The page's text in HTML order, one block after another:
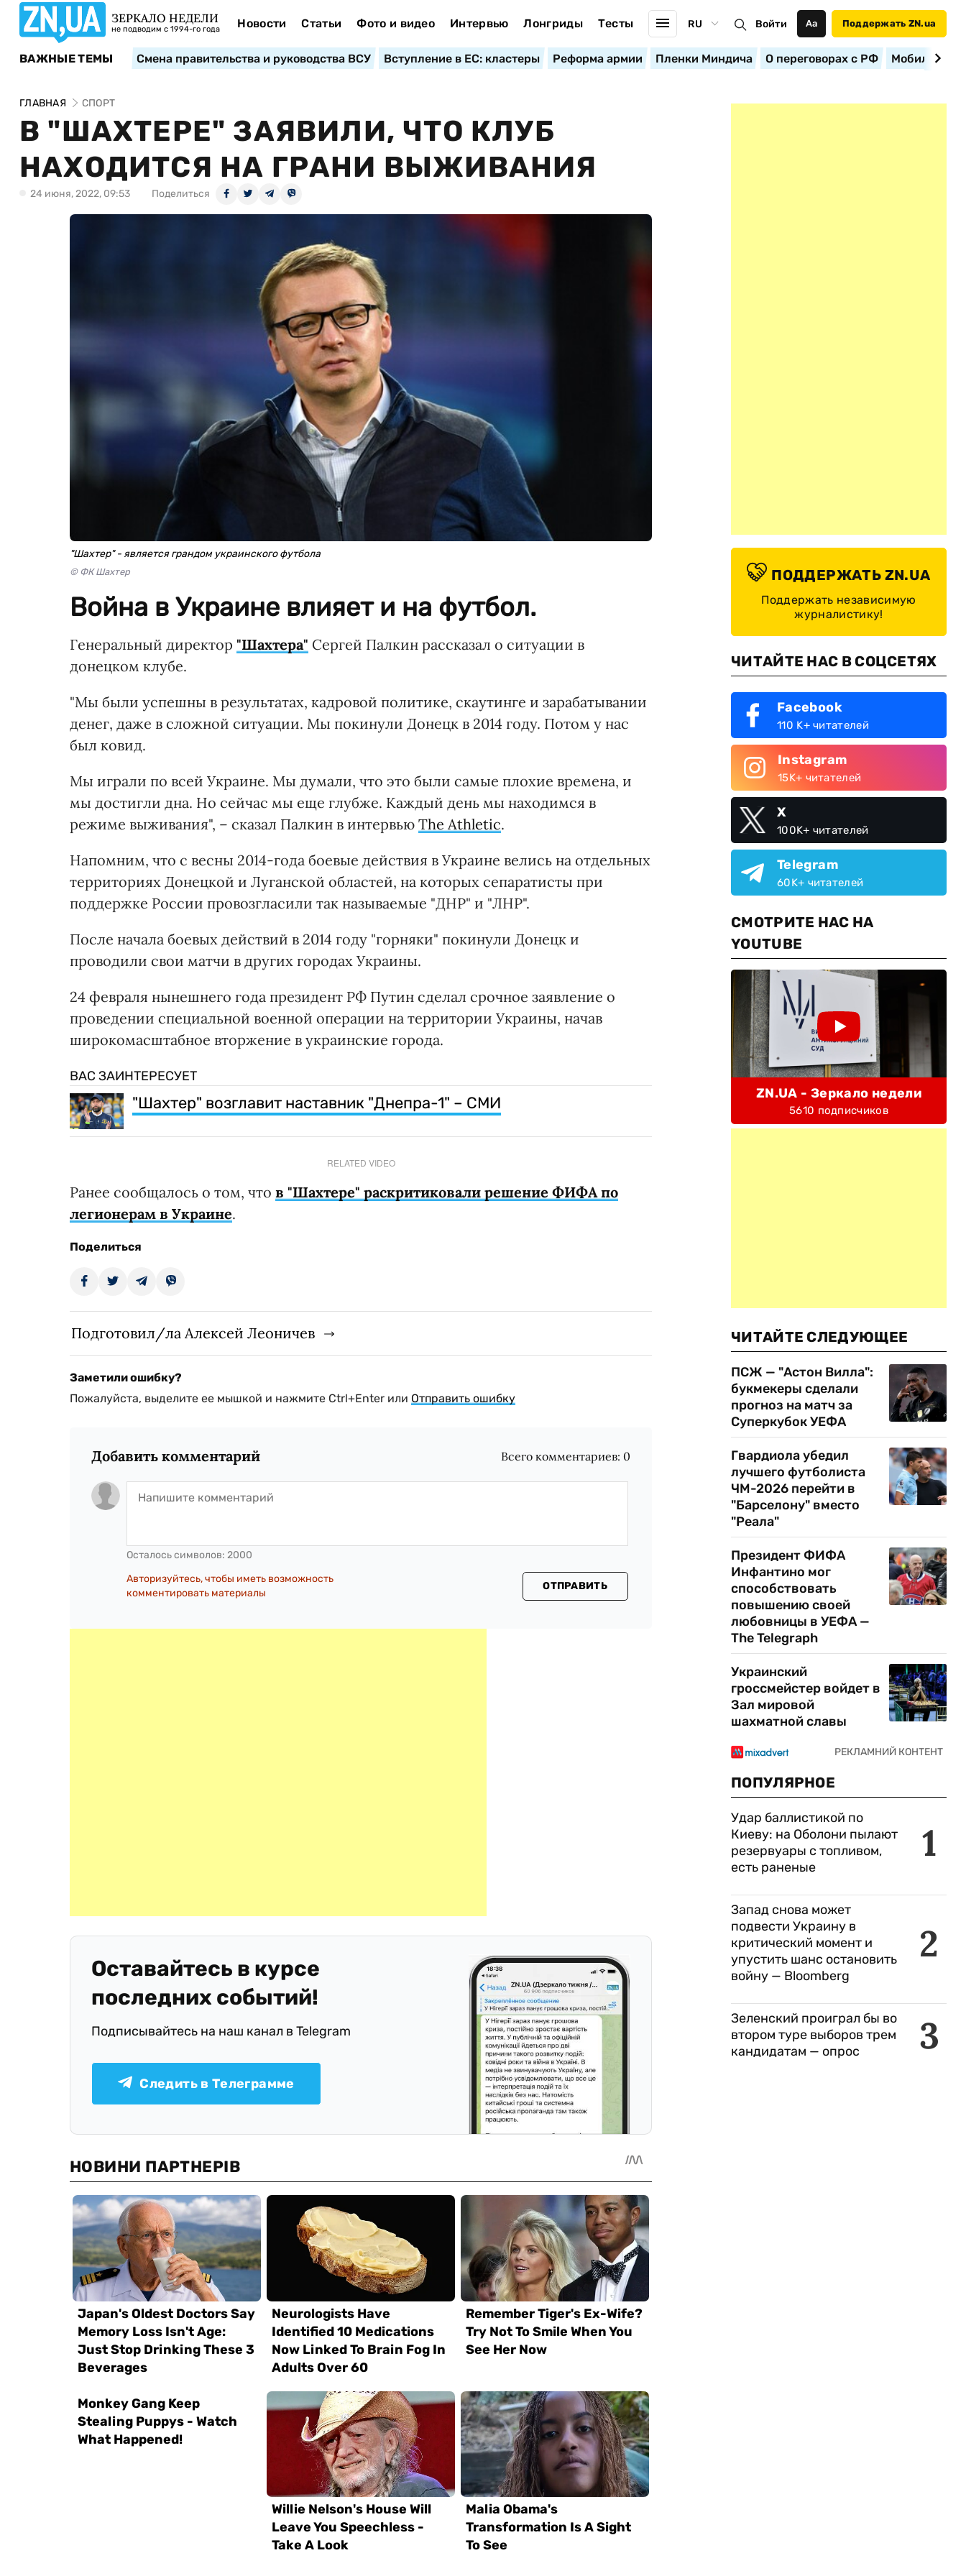
ЗЕРКАЛО НЕДЕЛИ
не подводим с 1994-го года Новости Статьи Фото и видео Интервью Лонгриды Тесты RU Войти Аа Поддержать ZN.ua
ВАЖНЫЕ ТЕМЫ Смена правительства и руководства ВСУ Вступление в ЕС: кластеры Реформа армии Пленки Миндича О переговорах с РФ
ГЛАВНАЯ СПОРТ
В "ШАХТЕРЕ" ЗАЯВИЛИ, ЧТО КЛУБ
НАХОДИТСЯ НА ГРАНИ ВЫЖИВАНИЯ
24 июня, 2022, 09:53 Поделиться
"Шахтер" - является грандом украинского футбола
© ФК Шахтер
Война в Украине влияет и на футбол.
Генеральный директор "Шахтера" Сергей Палкин рассказал о ситуации в
донецком клубе.
"Мы были успешны в результатах, кадровой политике, скаутинге и зарабатывании
денег, даже в сложной ситуации. Мы покинули Донецк в 2014 году. Потом у нас
был ковид.
Мы играли по всей Украине. Мы думали, что это были самые плохие времена, и
мы достигли дна. Но сейчас мы еще глубже. Каждый день мы находимся в
режиме выживания", – сказал Палкин в интервью The Athletic.
Напомним, что с весны 2014-года боевые действия в Украине велись на отдельных
территориях Донецкой и Луганской областей, на которых сепаратисты при
поддержке России провозгласили так называемые "ДНР" и "ЛНР".
После начала боевых действий в 2014 году "горняки" покинули Донецк и
проводили свои матчи в других городах Украины.
24 февраля нынешнего года президент РФ Путин сделал срочное заявление о
проведении специальной военной операции на территории Украины, начав
широкомасштабное вторжение в украинские города.
ВАС ЗАИНТЕРЕСУЕТ
"Шахтер" возглавит наставник "Днепра-1" – СМИ
RELATED VIDEO
Ранее сообщалось о том, что в "Шахтере" раскритиковали решение ФИФА по
легионерам в Украине.
Поделиться
Подготовил/ла Алексей Леоничев
Заметили ошибку?
Пожалуйста, выделите ее мышкой и нажмите Ctrl+Enter или Отправить ошибку
Добавить комментарий Всего комментариев: 0
Осталось символов: 2000
Авторизуйтесь, чтобы иметь возможность
комментировать материалы
ОТПРАВИТЬ
Оставайтесь в курсе
последних событий!
Подписывайтесь на наш канал в Telegram
Следить в Телеграмме
ПОДДЕРЖАТЬ ZN.UA
Поддержать независимую
журналистику!
ЧИТАЙТЕ НАС В СОЦСЕТЯХ
Facebook
110 K+ читателей
Instagram
15K+ читателей
X
100K+ читателей
Telegram
60K+ читателей
СМОТРИТЕ НАС НА
YOUTUBE
ZN.UA - Зеркало недели
5610 подписчиков
ЧИТАЙТЕ СЛЕДУЮЩЕЕ
ПСЖ — "Астон Вилла":
букмекеры сделали
прогноз на матч за
Суперкубок УЕФА
Гвардиола убедил
лучшего футболиста
ЧМ-2026 перейти в
"Барселону" вместо
"Реала"
Президент ФИФА
Инфантино мог
способствовать
повышению своей
любовницы в УЕФА —
The Telegraph
Украинский
гроссмейстер войдет в
Зал мировой
шахматной славы
ПОПУЛЯРНОЕ
1
Удар баллистикой по
Киеву: на Оболони пылают
резервуары с топливом,
есть раненые
2
Запад снова может
подвести Украину в
критический момент и
упустить шанс остановить
войну — Bloomberg
3
Зеленский проиграл бы во
втором туре выборов трем
кандидатам — опрос